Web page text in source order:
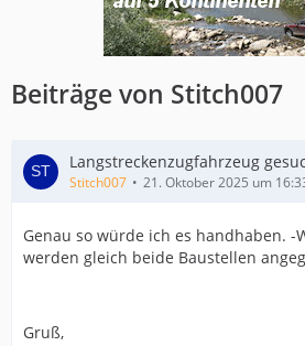
Beiträge von Stitch007
Langstreckenzugfahrzeug
Stitch007 21. Oktober 2025 um
Genau so würde ich es handhaben.
werden gleich beide Baustellen
Gruß,